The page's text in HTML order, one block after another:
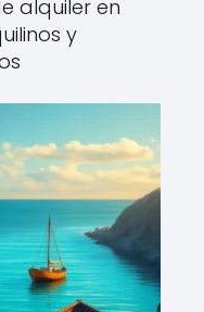
alquiler en
y